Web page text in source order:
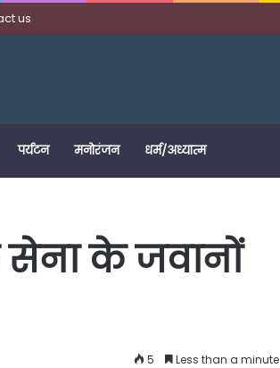
us
पर्यटन मनोरंजन धर्म/अध्यात्म
सेना के जवानों
5 Less than a minute